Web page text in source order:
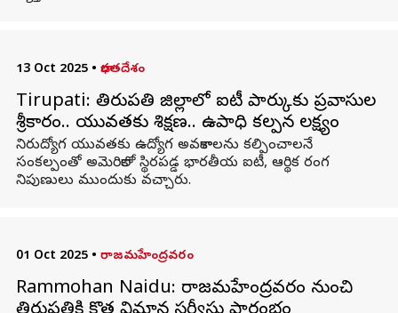
13 Oct 2025 • భారతదేశం
Tirupati: తిరుపతి జిల్లాలో ఐటీ పార్కుకు ప్రవాసుల
శ్రీకారం.. యువతకు శిక్షణ.. ఉపాధి కల్పన లక్ష్యం
నిరుద్యోగ యువతకు ఉద్యోగ అవకాశాలను కల్పించాలనే
సంకల్పంతో అమెరికాలో స్థిరపడ్డ భారతీయ ఐటీ, ఆర్థిక రంగ
నిపుణులు ముందుకు వచ్చారు.
01 Oct 2025 • రాజమహేంద్రవరం
Rammohan Naidu: రాజమహేంద్రవరం నుంచి